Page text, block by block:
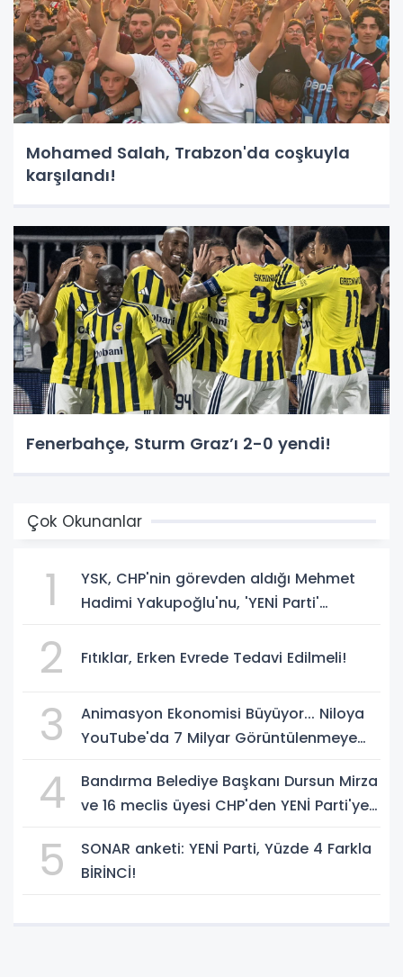
Mohamed Salah, Trabzon'da coşkuyla
karşılandı!
Fenerbahçe, Sturm Graz’ı 2-0 yendi!
Çok Okunanlar
1
YSK, CHP'nin görevden aldığı Mehmet
Hadimi Yakupoğlu'nu, 'YENİ Parti'
2 Fıtıklar, Erken Evrede Tedavi Edilmeli!
3
Animasyon Ekonomisi Büyüyor... Niloya
YouTube'da 7 Milyar Görüntülenmeye
4
Bandırma Belediye Başkanı Dursun Mirza
ve 16 meclis üyesi CHP'den YENİ Parti'ye
5
SONAR anketi: YENİ Parti, Yüzde 4 Farkla
BİRİNCİ!